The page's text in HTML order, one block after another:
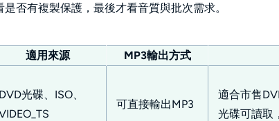
否有複製保護，最後才看音質與批次需求。
適用來源 MP3輸出方式
DVD光碟、ISO、
可直接輸出MP3
適合市售
光碟可讀取